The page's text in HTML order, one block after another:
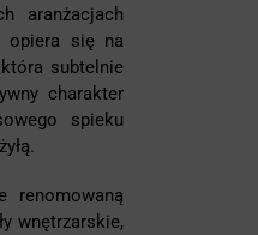
aranżacjach
opiera się na
subtelnie
charakter
spieku
renomowaną
wnętrzarskie,